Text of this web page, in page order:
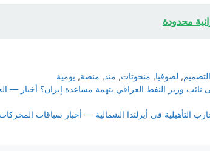
محدودة
, لصوفيا, منحوتات, منذ, منصة, يومية
نائب وزير النفط العراقي بتهمة مساعدة إيران؟ أخبار —
التأهيلية في أيرلندا الشمالية — أخبار سباقات المحركات